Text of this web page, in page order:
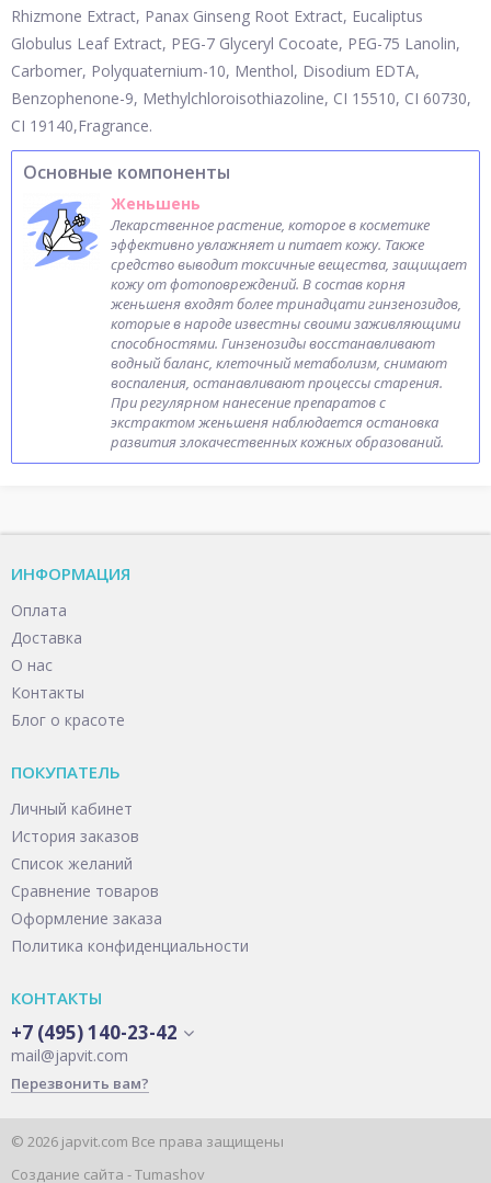
Rhizmone Extract, Panax Ginseng Root Extract, Eucaliptus
Globulus Leaf Extract, PEG-7 Glyceryl Cocoate, PEG-75 Lanolin,
Carbomer, Polyquaternium-10, Menthol, Disodium EDTA,
Benzophenone-9, Methylchloroisothiazoline, CI 15510, CI 60730,
CI 19140,Fragrance.
Основные компоненты
Женьшень
Лекарственное растение, которое в косметике
эффективно увлажняет и питает кожу. Также
средство выводит токсичные вещества, защищает
кожу от фотоповреждений. В состав корня
женьшеня входят более тринадцати гинзенозидов,
которые в народе известны своими заживляющими
способностями. Гинзенозиды восстанавливают
водный баланс, клеточный метаболизм, снимают
воспаления, останавливают процессы старения.
При регулярном нанесение препаратов с
экстрактом женьшеня наблюдается остановка
развития злокачественных кожных образований.
ИНФОРМАЦИЯ
Оплата
Доставка
О нас
Контакты
Блог о красоте
ПОКУПАТЕЛЬ
Личный кабинет
История заказов
Список желаний
Сравнение товаров
Оформление заказа
Политика конфиденциальности
КОНТАКТЫ
+7 (495) 140-23-42
mail@japvit.com
Перезвонить вам?
© 2026 japvit.com Все права защищены
Создание сайта -Tumashov